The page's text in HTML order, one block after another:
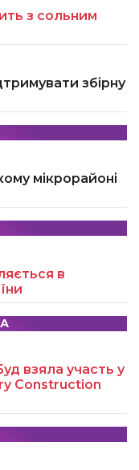
з сольним
збірну
мікрорайоні
в
взяла участь у
Construction